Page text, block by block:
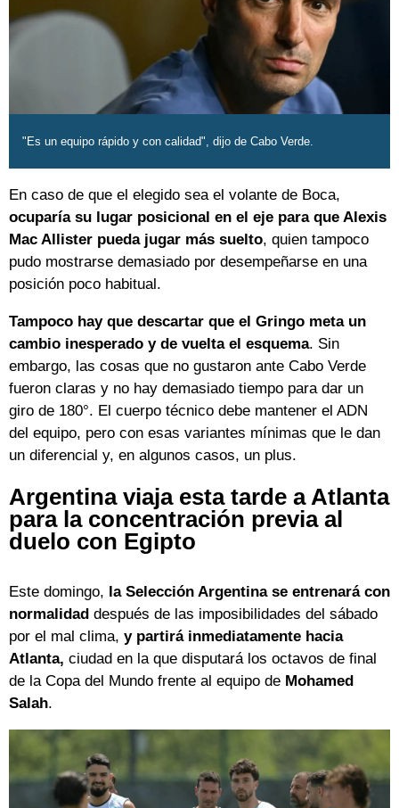
"Es un equipo rápido y con calidad", dijo de Cabo Verde.
En caso de que el elegido sea el volante de Boca,
ocuparía su lugar posicional en el eje para que Alexis
Mac Allister pueda jugar más suelto, quien tampoco
pudo mostrarse demasiado por desempeñarse en una
posición poco habitual.
Tampoco hay que descartar que el Gringo meta un
cambio inesperado y de vuelta el esquema. Sin
embargo, las cosas que no gustaron ante Cabo Verde
fueron claras y no hay demasiado tiempo para dar un
giro de 180°. El cuerpo técnico debe mantener el ADN
del equipo, pero con esas variantes mínimas que le dan
un diferencial y, en algunos casos, un plus.
Argentina viaja esta tarde a Atlanta
para la concentración previa al
duelo con Egipto
Este domingo, la Selección Argentina se entrenará con
normalidad después de las imposibilidades del sábado
por el mal clima, y partirá inmediatamente hacia
Atlanta, ciudad en la que disputará los octavos de final
de la Copa del Mundo frente al equipo de Mohamed
Salah.